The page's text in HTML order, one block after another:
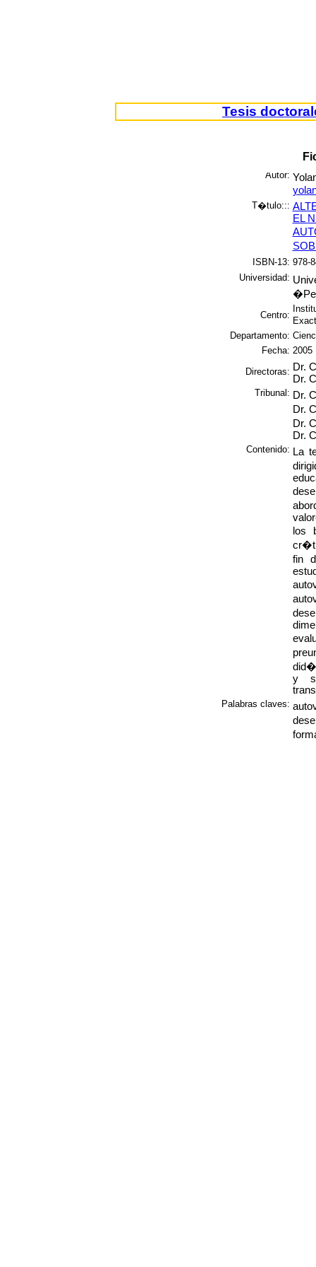
Tesis
Autor:
T�tulo:::
EL
ISBN-13: 978-
Universidad:
Centro:
Departamento:
Fecha: 2005
Directoras: Dr.
Dr.
Tribunal: Dr.
Dr.
Dr.
Dr.
Contenido: La
los
fin
y
Palabras claves: